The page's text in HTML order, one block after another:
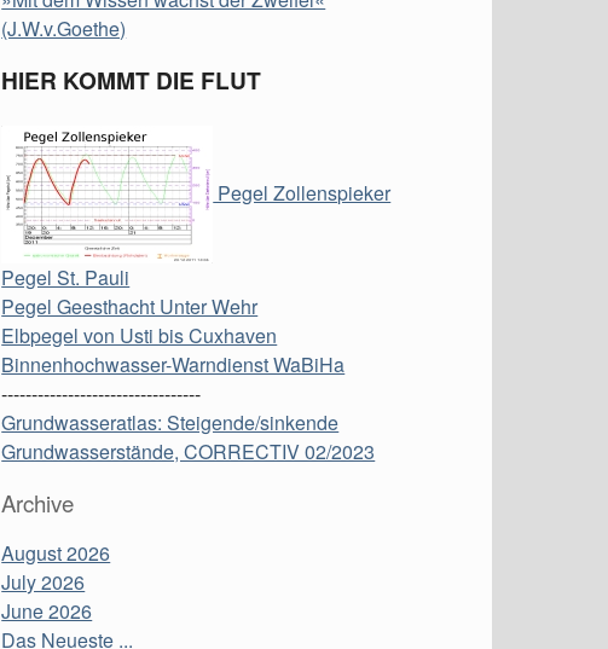
(J.W.v.Goethe)
HIER KOMMT DIE FLUT
Pegel Zollenspieker
Pegel St. Pauli
Pegel Geesthacht Unter Wehr
Elbpegel von Usti bis Cuxhaven
Binnenhochwasser-Warndienst WaBiHa
---------------------------------
Grundwasseratlas: Steigende/sinkende
Grundwasserstände, CORRECTIV 02/2023
Archive
August 2026
July 2026
June 2026
Das Neueste ...